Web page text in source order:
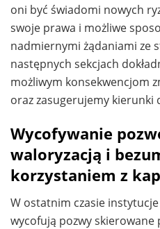
oni być świadomi nowych
swoje prawa i możliwe
nadmiernymi żądaniami ze
następnych sekcjach
możliwym konsekwencjom
oraz zasugerujemy kierunki
Wycofywanie
waloryzacją i
korzystaniem z
W ostatnim czasie
wycofują pozwy